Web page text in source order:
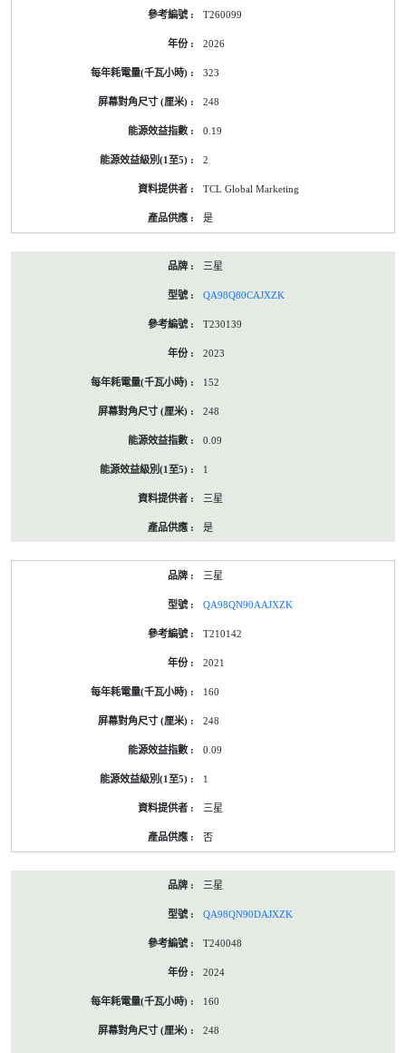
T260099
2026
323
248
0.19
2
TCL Global Marketing
是
三星
QA98Q80CAJXZK
T230139
2023
152
248
0.09
1
三星
是
三星
QA98QN90AAJXZK
T210142
2021
160
248
0.09
1
三星
否
三星
QA98QN90DAJXZK
T240048
2024
160
248